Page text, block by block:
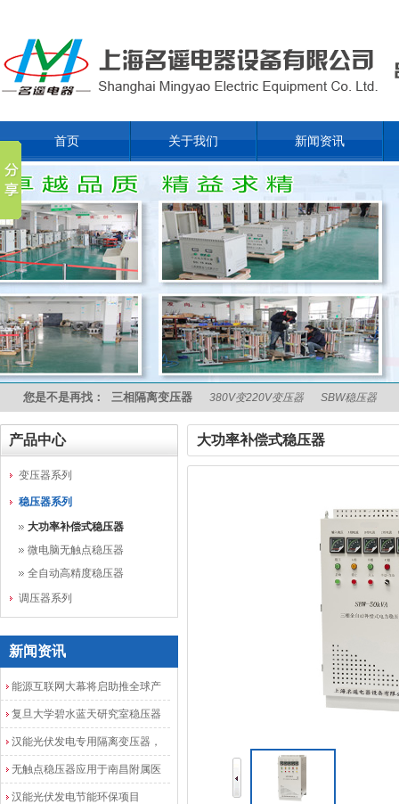
首页 关于我们 新闻资讯
您是不是再找： 三相隔离变压器 380V变220V变压器 SBW稳压器
产品中心
变压器系列
稳压器系列
大功率补偿式稳压器
微电脑无触点稳压器
全自动高精度稳压器
调压器系列
新闻资讯
能源互联网大幕将启助推全球产
业发展加速度
复旦大学碧水蓝天研究室稳压器
安装调试成功
汉能光伏发电专用隔离变压器，
光伏发电隔离配电柜
无触点稳压器应用于南昌附属医
院
汉能光伏发电节能环保项目
大功率补偿式稳压器